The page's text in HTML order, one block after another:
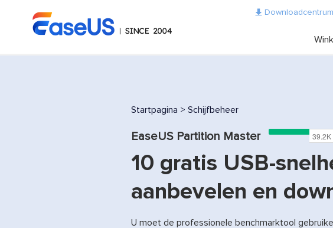
Downloadcentrum
Startpagina > Schijfbeheer
EaseUS Partition Master
10 gratis USB-
aanbevelen en
U moet de professionele benchmarktool